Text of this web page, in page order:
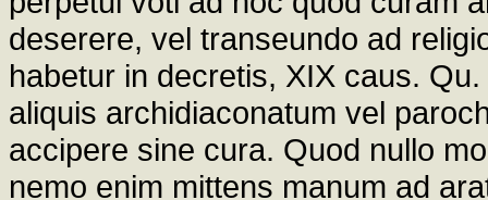
deserere, vel transeundo ad
habetur in decretis, XIX caus.
aliquis archidiaconatum vel
accipere sine cura. Quod nullo
nemo enim mittens manum ad